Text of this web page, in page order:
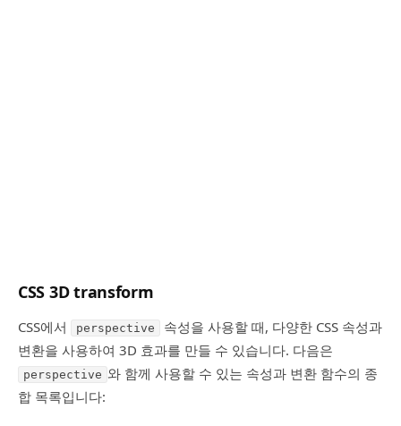
CSS 3D transform
CSS에서 perspective
속성을 사용할 때, 다양한 CSS 속성과
변환을 사용하여 3D 효과를 만들 수 있습니다. 다음은
perspective 와 함께 사용할 수 있는 속성과 변환 함수의 종
합 목록입니다: